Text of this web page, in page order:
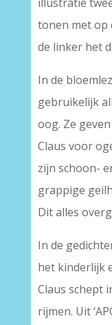
illustratie
tonen met op
de linker het
In de
gebruikelijk
oog. Ze
Claus voor
zijn schoon-
grappige
Dit alles
In de
het kinderlijk
Claus schept
rijmen. Uit